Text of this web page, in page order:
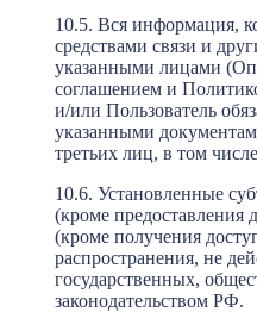
10.5. Вся информация,
средствами связи и
указанными лицами
соглашением и
и/или Пользователь
указанными
третьих лиц, в том
10.6. Установленные
(кроме предоставления
(кроме получения
распространения, не
государственных,
законодательством РФ.